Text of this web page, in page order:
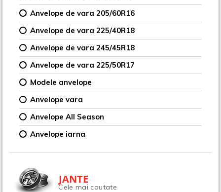
Anvelope de vara 205/60R16
Anvelope de vara 225/40R18
Anvelope de vara 245/45R18
Anvelope de vara 225/50R17
Modele anvelope
Anvelope vara
Anvelope All Season
Anvelope iarna
JANTE
Cele mai cautate